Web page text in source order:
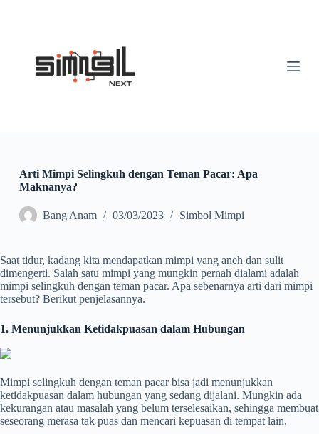
Arti Mimpi Selingkuh dengan Teman Pacar: Apa
Maknanya?
Bang Anam 03/03/2023 Simbol Mimpi
Saat tidur, kadang kita mendapatkan mimpi yang aneh dan sulit
dimengerti. Salah satu mimpi yang mungkin pernah dialami adalah
mimpi selingkuh dengan teman pacar. Apa sebenarnya arti dari mimpi
tersebut? Berikut penjelasannya.
1. Menunjukkan Ketidakpuasan dalam Hubungan
Mimpi selingkuh dengan teman pacar bisa jadi menunjukkan
ketidakpuasan dalam hubungan yang sedang dijalani. Mungkin ada
kekurangan atau masalah yang belum terselesaikan, sehingga membuat
seseorang merasa tak puas dan mencari kepuasan di tempat lain.